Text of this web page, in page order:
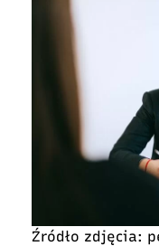
Źródło zdjęcia: